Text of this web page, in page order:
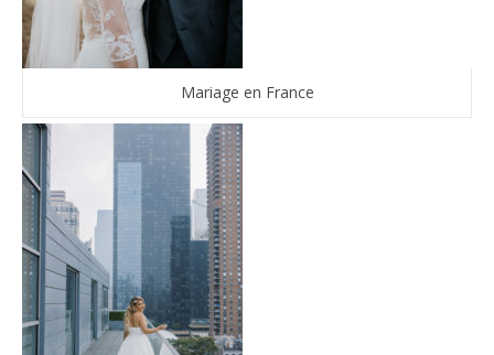
Mariage en France